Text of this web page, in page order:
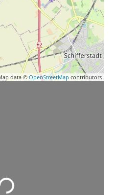
data ©OpenStreetMap contributors
…